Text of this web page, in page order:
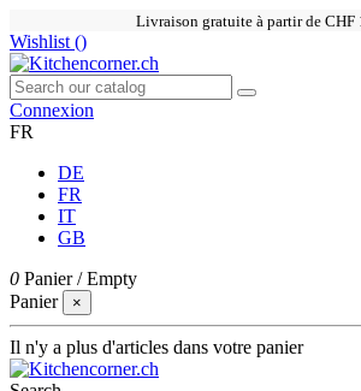
Livraison gratuite à partir de CHF
Wishlist ()
Connexion
FR
DE
FR
IT
GB
0 Panier /Empty
Panier
×
Il n'y a plus d'articles dans votre panier